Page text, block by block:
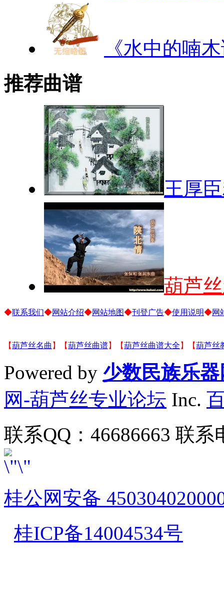
《水中的喃
推荐曲谱
王厚
葫芦
◆联系我们◆网站介绍◆网站地图◆刊登广告◆使用说明◆网
【葫芦丝名曲 】【葫芦丝曲谱】【葫芦丝曲谱大全 】【葫芦丝
Powered by 少数民族乐器
网-葫芦丝专业论坛 Inc.
联系QQ：46686663 联
桂公网安备
桂ICP备14004534号